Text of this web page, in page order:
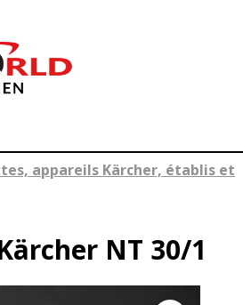
appareils Kärcher, établis et
NT 30/1